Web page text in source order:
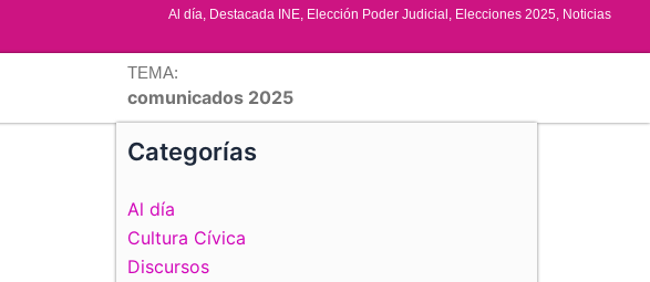
Al día Destacada INE Elección Poder Judicial Elecciones 2025 Noticias
TEMA:
comunicados 2025
Categorías
Al día
Cultura Cívica
Discursos